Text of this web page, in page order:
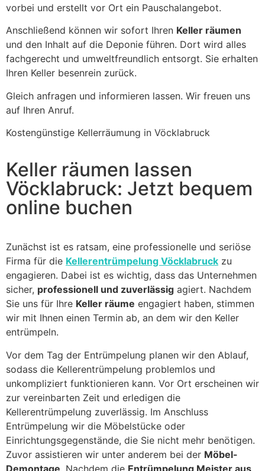
vorbei und erstellt vor Ort ein Pauschalangebot.
Anschließend können wir sofort Ihren Keller räumen
und den Inhalt auf die Deponie führen. Dort wird alles
fachgerecht und umweltfreundlich entsorgt. Sie erhalten
Ihren Keller besenrein zurück.
Gleich anfragen und informieren lassen. Wir freuen uns
auf Ihren Anruf.
Kostengünstige Kellerräumung in Vöcklabruck
Keller räumen lassen
Vöcklabruck: Jetzt bequem
online buchen
Zunächst ist es ratsam, eine professionelle und seriöse
Firma für die Kellerentrümpelung Vöcklabruck zu
engagieren. Dabei ist es wichtig, dass das Unternehmen
sicher, professionell und zuverlässig agiert. Nachdem
Sie uns für Ihre Keller räume engagiert haben, stimmen
wir mit Ihnen einen Termin ab, an dem wir den Keller
entrümpeln.
Vor dem Tag der Entrümpelung planen wir den Ablauf,
sodass die Kellerentrümpelung problemlos und
unkompliziert funktionieren kann. Vor Ort erscheinen wir
zur vereinbarten Zeit und erledigen die
Kellerentrümpelung zuverlässig. Im Anschluss
Entrümpelung wir die Möbelstücke oder
Einrichtungsgegenstände, die Sie nicht mehr benötigen.
Zuvor assistieren wir unter anderem bei der Möbel-
Demontage. Nachdem die Entrümpelung Meister aus